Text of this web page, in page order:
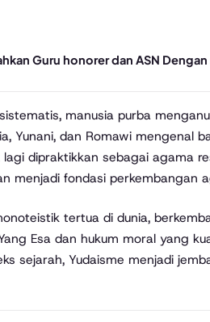
Guru honorer dan ASN
manusia purba
Yunani, dan Romawi mengenal
dipraktikkan sebagai agama
menjadi fondasi perkembangan
tertua di dunia,
Esa dan hukum moral yang
sejarah, Yudaisme menjadi